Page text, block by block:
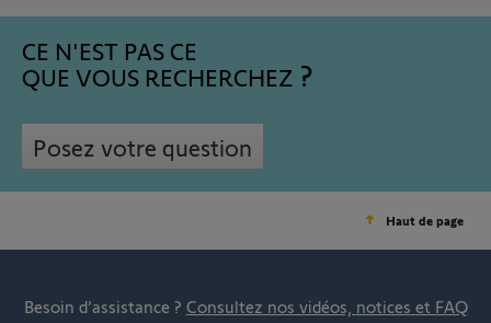
CE N'EST PAS CE
QUE VOUS RECHERCHEZ
Posez votre question
Haut de page
Besoin d’assistance ? Consultez nos vidéos, notices et FAQ